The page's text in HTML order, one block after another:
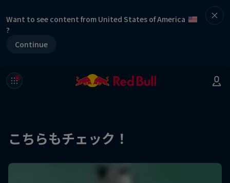
Want to see content from United States of America
?
Continue
こちらもチェック！